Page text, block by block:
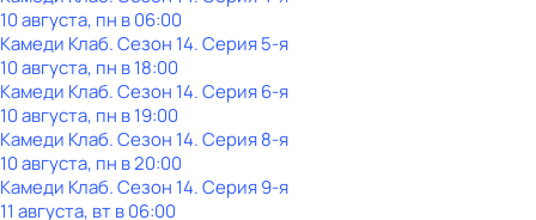
10 августа, пн в 06:00
Камеди Клаб. Сезон 14. Серия 5-я
10 августа, пн в 18:00
Камеди Клаб. Сезон 14. Серия 6-я
10 августа, пн в 19:00
Камеди Клаб. Сезон 14. Серия 8-я
10 августа, пн в 20:00
Камеди Клаб. Сезон 14. Серия 9-я
11 августа, вт в 06:00